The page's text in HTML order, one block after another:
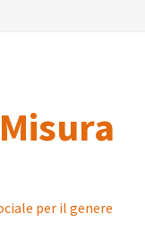
per il genere